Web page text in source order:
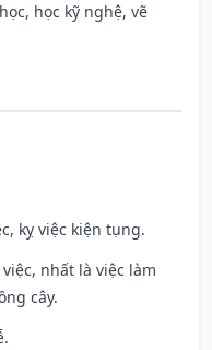
học kỹ nghệ, vẽ
kỵ việc kiện tụng.
nhất là việc làm
cây.